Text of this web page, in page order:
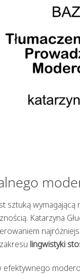
sztuką wymagającą
Katarzyna
lingwistyki
efektywnego